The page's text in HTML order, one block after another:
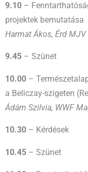
9.10 –
projektek bemutatása
Harmat Ákos, Érd MJV
9.45 – Szünet
10.00 –
a Beliczay-szigeten
Ádám Szilvia, WWF
10.30 – Kérdések
10.45 – Szünet